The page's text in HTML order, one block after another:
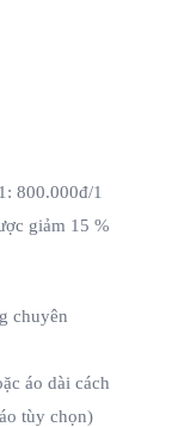
800.000đ/1
giảm 15 %
chuyên
áo dài cách
tùy chọn)